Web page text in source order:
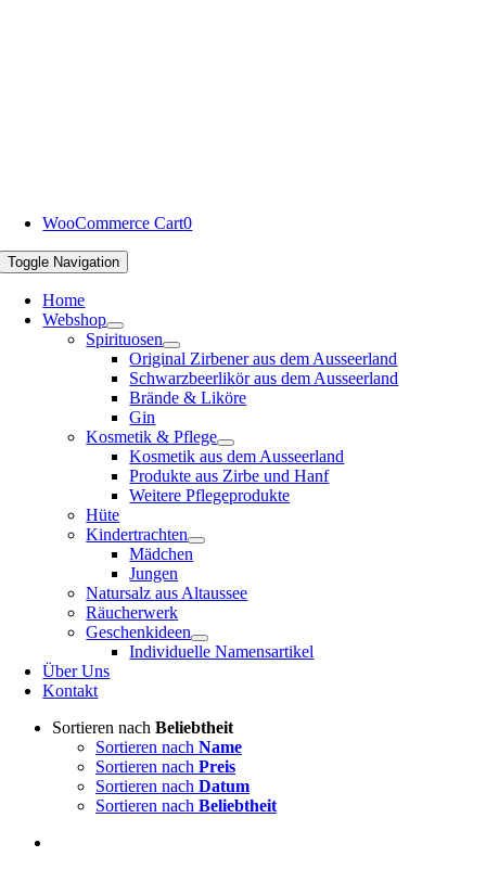
WooCommerce Cart0
Toggle Navigation
Home
Webshop
Spirituosen
Original Zirbener aus dem Ausseerland
Schwarzbeerlikör aus dem Ausseerland
Brände & Liköre
Gin
Kosmetik & Pflege
Kosmetik aus dem Ausseerland
Produkte aus Zirbe und Hanf
Weitere Pflegeprodukte
Hüte
Kindertrachten
Mädchen
Jungen
Natursalz aus Altaussee
Räucherwerk
Geschenkideen
Individuelle Namensartikel
Über Uns
Kontakt
Sortieren nach Beliebtheit
Sortieren nach Name
Sortieren nach Preis
Sortieren nach Datum
Sortieren nach Beliebtheit